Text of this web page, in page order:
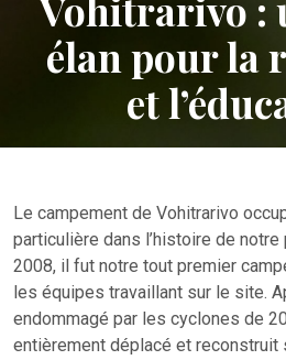
élan pour la
et
Le campement de Vohitrarivo
particulière dans l’histoire de notre
2008, il fut notre tout premier
les équipes travaillant sur le site.
endommagé par les cyclones de
entièrement déplacé et reconstruit